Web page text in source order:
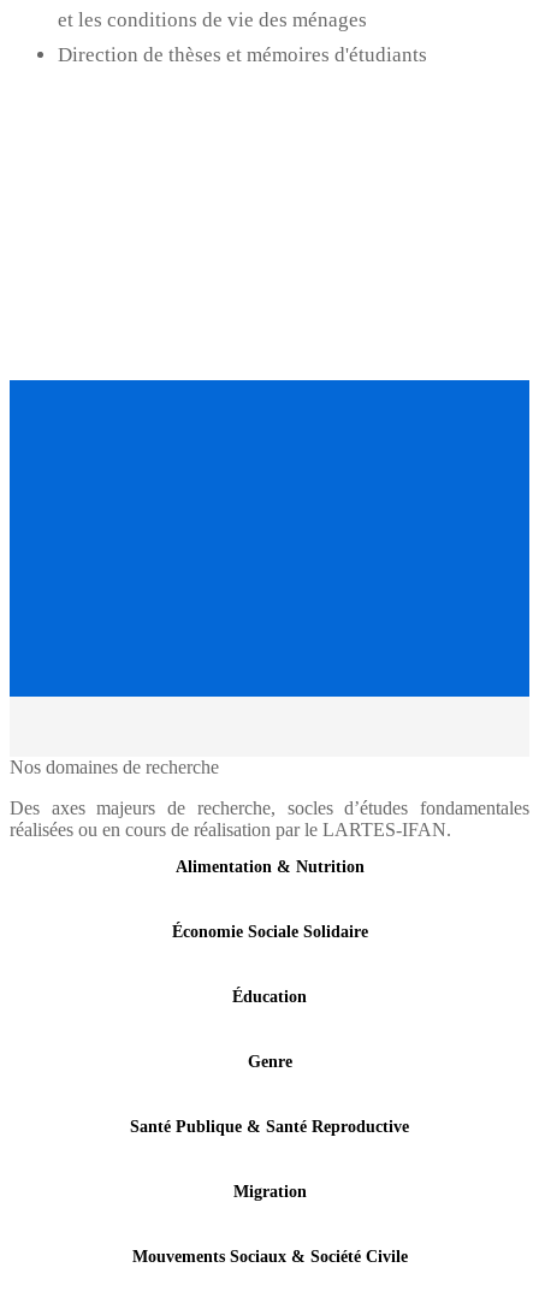
et les conditions de vie des ménages
Direction de thèses et mémoires d'étudiants
Nos domaines de recherche
Des axes majeurs de recherche, socles d’études fondamentales
réalisées ou en cours de réalisation par le LARTES-IFAN.
Alimentation & Nutrition
Économie Sociale Solidaire
Éducation
Genre
Santé Publique & Santé Reproductive
Migration
Mouvements Sociaux & Société Civile